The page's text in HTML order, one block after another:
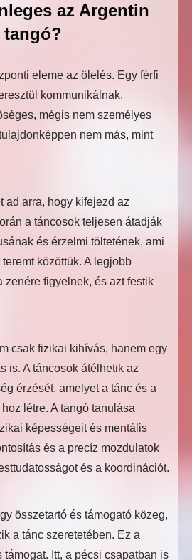
az Argentin
tangó?
eleme az ölelés. Egy férfi
kommunikálnak,
mégis nem személyes
nem más, mint
ad arra, hogy kifejezd az
a táncosok teljesen átadják
és érzelmi töltetének, ami
közöttük. A legjobb
zenére figyelnek, és azt festik
csak fizikai kihívás, hanem egy
is. A táncosok átélhetik az
érzését, amelyet a tánc és a
létre. A tangó tanulása
képességeit és mentális
és a precíz mozdulatok
és a koordinációt.
összetartó és támogató közeg,
a tánc szeretetében. Ez a
támogat. Itt, a pécsi csapatban is